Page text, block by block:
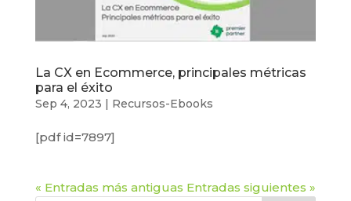
La CX en Ecommerce, principales métricas
para el éxito
Sep 4, 2023 | Recursos-Ebooks
[pdf id=7897]
« Entradas más antiguas Entradas siguientes »